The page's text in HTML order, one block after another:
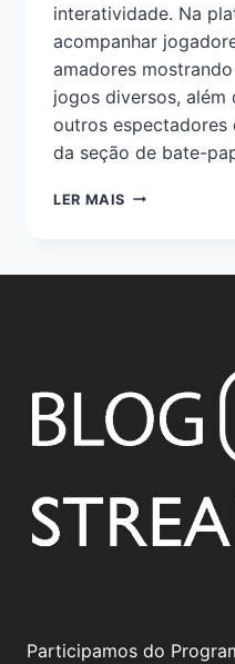
interatividade. Na
acompanhar
amadores
jogos diversos, além
outros espectadores
da seção de bate-
LER MAIS
Participamos do